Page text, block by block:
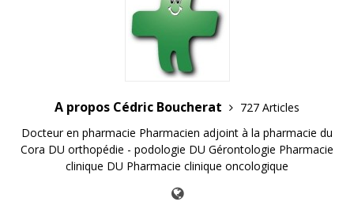
A propos Cédric Boucherat
727 Articles
Docteur en pharmacie Pharmacien adjoint à la pharmacie du
Cora DU orthopédie - podologie DU Gérontologie Pharmacie
clinique DU Pharmacie clinique oncologique